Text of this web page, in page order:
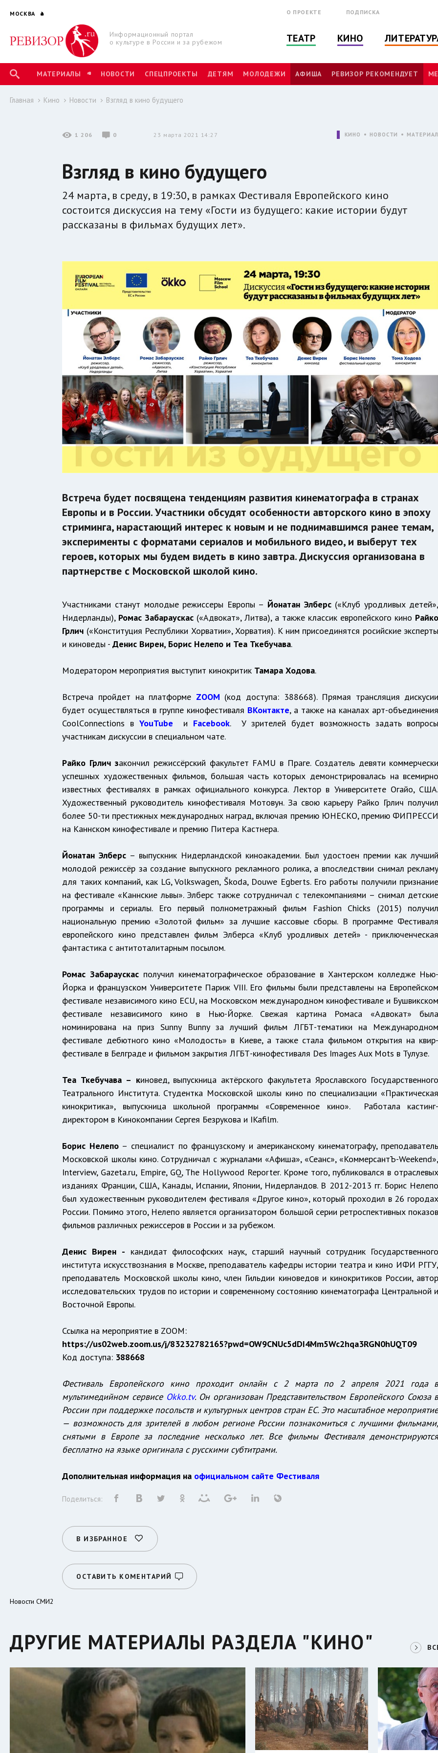
МОСКВА
Информационный портал
о культуре в России и за рубежом
О ПРОЕКТЕ ПОДПИСКА
ТЕАТР КИНО
МАТЕРИАЛЫ НОВОСТИ СПЕЦПРОЕКТЫ ДЕТЯМ МОЛОДЕЖИ АФИША РЕВИЗОР РЕКОМЕНДУЕТ
Главная Кино Новости Взгляд в кино будущего
1 206 0 23 марта 2021 14:27 КИНО НОВОСТИ МАТЕРИАЛ
Взгляд в кино будущего
24 марта, в среду, в 19:30, в рамках Фестиваля Европейского кино
состоится дискуссия на тему «Гости из будущего: какие истории будут
рассказаны в фильмах будущих лет».
Встреча будет посвящена тенденциям развития кинематографа в странах
Европы и в России. Участники обсудят особенности авторского кино в эпоху
стриминга, нарастающий интерес к новым и не поднимавшимся ранее темам,
эксперименты с форматами сериалов и мобильного видео, и выберут тех
героев, которых мы будем видеть в кино завтра. Дискуссия организована в
партнерстве с Московской школой кино.
Участниками станут молодые режиссеры Европы – Йонатан Элберс(«Клуб уродливых детей»,
Нидерланды), Ромас Забараускас («Адвокат», Литва), а также классик европейского кино Райко
Грлич («Конституция Республики Хорватии», Хорватия). К ним присоединятся росийские эксперты
и киноведы -Денис Вирен, Борис Нелепо и Теа Ткебучава.
Модератором мероприятия выступит кинокритик Тамара Ходова.
Встреча пройдет на платформе ZOOM (код доступа: 388668). Прямая трансляция дискусии
будет осуществляться в группе кинофестиваля ВКонтакте, а также на каналах арт-объединения
CoolСonnections в YouTube и Facebook. У зрителей будет возможность задать вопросы
участникам дискуссии в специальном чате.
Райко Грлич закончил режиссёрский факультет FAMU в Праге. Создатель девяти коммерчески
успешных художественных фильмов, большая часть которых демонстрировалась на всемирно
известных фестивалях в рамках официального конкурса. Лектор в Университете Огайо, США.
Художественный руководитель кинофестиваля Мотовун. За свою карьеру Райко Грлич получил
более 50-ти престижных международных наград, включая премию ЮНЕСКО, премию ФИПРЕССИ
на Каннском кинофестивале и премию Питера Кастнера.
Йонатан Элберс – выпускник Нидерландской киноакадемии. Был удостоен премии как лучший
молодой режиссёр за создание выпускного рекламного ролика, а впоследствии снимал рекламу
для таких компаний, как LG, Volkswagen, Škoda, Douwe Egberts. Его работы получили признание
на фестивале «Каннские львы». Элберс также сотрудничал с телекомпаниями – снимал детские
программы и сериалы. Его первый полнометражный фильм Fashion Chicks (2015) получил
национальную премию «Золотой фильм» за лучшие кассовые сборы. В программе Фестиваля
европейского кино представлен фильм Элберса «Клуб уродливых детей» - приключенческая
фантастика с антитоталитарным посылом.
Ромас Забараускас получил кинематографическое образование в Хантерском колледже Нью-
Йорка и французском Университете Париж VIII. Его фильмы были представлены на Европейском
фестивале независимого кино ECU, на Московском международном кинофестивале и Бушвикском
фестивале независимого кино в Нью-Йорке. Свежая картина Ромаса «Адвокат» была
номинирована на приз Sunny Bunny за лучший фильм ЛГБТ-тематики на Международном
фестивале дебютного кино «Молодость» в Киеве, а также стала фильмом открытия на квир-
фестивале в Белграде и фильмом закрытия ЛГБТ-кинофестиваля Des Images Aux Mots в Тулузе.
Теа Ткебучава – киновед, выпускница актёрского факультета Ярославского Государственного
Театрального Института. Студентка Московской школы кино по специализации «Практическая
кинокритика», выпускница школьной программы «Современное кино». Работала кастинг-
директором в Кинокомпании Сергея Безрукова и IKafilm.
Борис Нелепо– специалист по французскому и американскому кинематографу, преподаватель
Московской школы кино. Сотрудничал с журналами «Афиша», «Сеанс», «КоммерсантЪ-Weekend»,
Interview, Gazeta.ru, Empire, GQ, The Hollywood Reporter. Кроме того, публиковался в отраслевых
изданиях Франции, США, Канады, Испании, Японии, Нидерландов. В 2012-2013 гг. Борис Нелепо
был художественным руководителем фестиваля «Другое кино», который проходил в 26 городах
России. Помимо этого, Нелепо является организатором большой серии ретроспективных показов
фильмов различных режиссеров в России и за рубежом.
Денис Вирен - кандидат философских наук, старший научный сотрудник Государственного
института искусствознания в Москве, преподаватель кафедры истории театра и кино ИФИ РГГУ,
преподаватель Московской школы кино, член Гильдии киноведов и кинокритиков России, автор
исследовательских трудов по истории и современному состоянию кинематографа Центральной и
Восточной Европы.
Ссылка на мероприятие в ZOOM:
https://us02web.zoom.us/j/83232782165?pwd=OW9CNUc5dDI4Mm5Wc2hqa3RGN0hUQT09
Код доступа: 388668
Фестиваль Европейского кино проходит онлайн с 2 марта по 2 апреля 2021 года
мультимедийном сервисе Okko.tv. Он организован Представительством Европейского Союза
России при поддержке посольств и культурных центров стран ЕС. Это масштабное
— возможность для зрителей в любом регионе России познакомиться с лучшими фильмами,
снятыми в Европе за последние несколько лет. Все фильмы Фестиваля
бесплатно на языке оригинала с русскими субтитрами.
Дополнительная информация на официальном сайте Фестиваля
Поделиться:
В ИЗБРАННОЕ
ОСТАВИТЬ КОМЕНТАРИЙ
Новости СМИ2
ДРУГИЕ МАТЕРИАЛЫ РАЗДЕЛА "КИНО"